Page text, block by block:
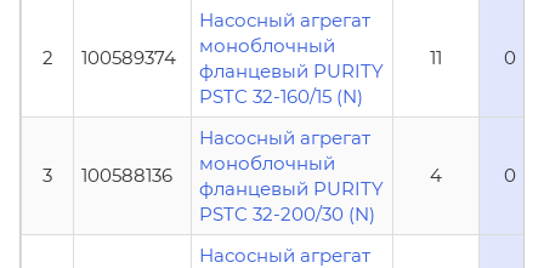
2 100589374
Насосный агрегат
моноблочный
фланцевый PURITY
PSTC 32-160/15 (N)
11 0
3 100588136
Насосный агрегат
моноблочный
фланцевый PURITY
PSTC 32-200/30 (N)
4 0
Насосный агрегат